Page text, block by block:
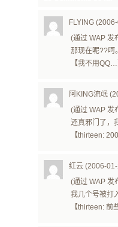
FLYING
(通过 WAP 发
那现在呢??呵。
【我不用QQ…
阿KING流氓
(通过 WAP 发
还真邪门了，
【thirteen:
红云 (2006-
(通过 WAP 发
我几个号被打
【thirteen: